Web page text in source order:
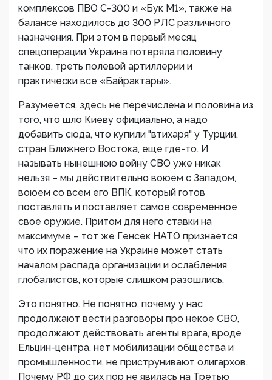
комплексов ПВО С-300 и «Бук М1», также на
балансе находилось до 300 РЛС различного
назначения. При этом в первый месяц
спецоперации Украина потеряла половину
танков, треть полевой артиллерии и
практически все «Байрактары».
Разумеется, здесь не перечислена и половина из
того, что шло Киеву официально, а надо
добавить сюда, что купили "втихаря" у Турции,
стран Ближнего Востока, еще где-то. И
называть нынешнюю войну СВО уже никак
нельзя – мы действительно воюем с Западом,
воюем со всем его ВПК, который готов
поставлять и поставляет самое современное
свое оружие. Притом для него ставки на
максимуме – тот же Генсек НАТО признается
что их поражение на Украине может стать
началом распада организации и ослабления
глобалистов, которые слишком разошлись.
Это понятно. Не понятно, почему у нас
продолжают вести разговоры про некое СВО,
продолжают действовать агенты врага, вроде
Ельцин-центра, нет мобилизации общества и
промышленности, не приструнивают олигархов.
Почему РФ до сих пор не явилась на Третью